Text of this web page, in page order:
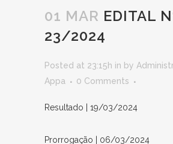
01 MAR EDITAL
23/2024
Posted at 23:15h in by
Appa
0 Comments
Resultado | 19/03/2024
Prorrogação | 06/03/2024